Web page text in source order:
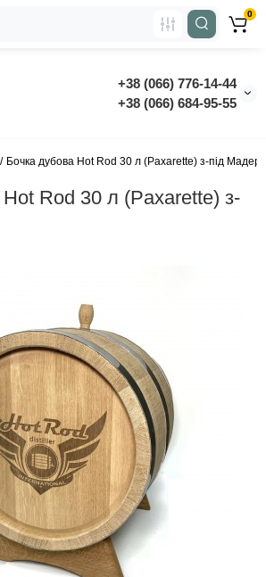
+38 (066) 776-14-44
‭+38 (066) 684-95-55‬
0
Бочка дубова Hot Rod 30 л (Paxarette) з-під Мадери
Rod 30 л (Paxarette) з-